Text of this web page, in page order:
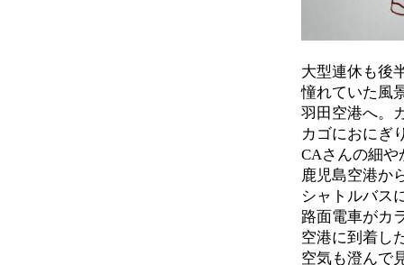
大型連休も後
憧れていた風
羽田空港へ。
カゴにおにぎ
CAさんの細や
鹿児島空港か
シャトルバス
路面電車がカ
空港に到着し
空気も澄んで